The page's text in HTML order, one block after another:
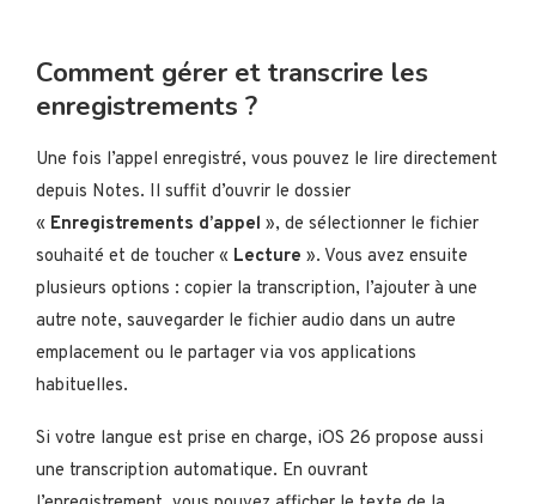
Comment gérer et transcrire les
enregistrements ?
Une fois l’appel enregistré, vous pouvez le lire directement
depuis Notes. Il suffit d’ouvrir le dossier
« Enregistrements d’appel », de sélectionner le fichier
souhaité et de toucher « Lecture ». Vous avez ensuite
plusieurs options : copier la transcription, l’ajouter à une
autre note, sauvegarder le fichier audio dans un autre
emplacement ou le partager via vos applications
habituelles.
Si votre langue est prise en charge, iOS 26 propose aussi
une transcription automatique. En ouvrant